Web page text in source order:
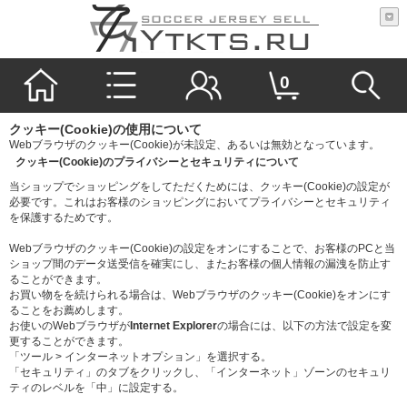
0
クッキー(Cookie)の使用について
Webブラウザのクッキー(Cookie)が未設定、あるいは無効となっています。
クッキー(Cookie)のプライバシーとセキュリティについて
当ショップでショッピングをしてただくためには、クッキー(Cookie)の設定が
必要です。これはお客様のショッピングにおいてプライバシーとセキュリティ
を保護するためです。
Webブラウザのクッキー(Cookie)の設定をオンにすることで、お客様のPCと当
ショップ間のデータ送受信を確実にし、またお客様の個人情報の漏洩を防止す
ることができます。
お買い物をを続けられる場合は、Webブラウザのクッキー(Cookie)をオンにす
ることをお薦めします。
お使いのWebブラウザが Internet Explorerの場合には、以下の方法で設定を変
更することができます。
「ツール > インターネットオプション」を選択する。
「セキュリティ」のタブをクリックし、「インターネット」ゾーンのセキュリ
ティのレベルを「中」に設定する。